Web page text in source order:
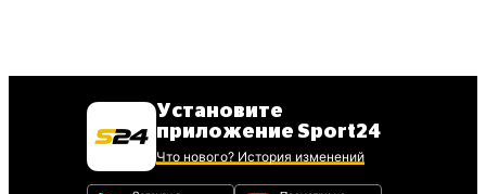
Установите
приложение Sport24
Что нового? История изменений